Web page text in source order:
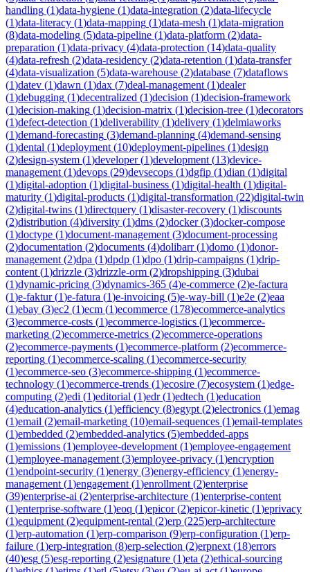
handling (1)data-hygiene (1)data-integration (2)data-lifecycle
(1)data-literacy (1)data-mapping (1)data-mesh (1)data-migration
(8)data-modeling (5)data-pipeline (1)data-platform (2)data-
preparation (1)data-privacy (4)data-protection (14)data-quality
(4)data-refresh (2)data-residency (2)data-retention (1)data-transfer
(4)data-visualization (5)data-warehouse (2)database (7)dataflows
(1)datev (1)dawn (1)dax (7)deal-management (1)dealer
(1)debugging (1)decentralized (1)decision (1)decision-framework
(1)decision-making (1)decision-matrix (1)decision-tree (1)decorators
(1)defect-detection (1)deliverability (1)delivery (1)delmiaworks
(1)demand-forecasting (3)demand-planning (4)demand-sensing
(1)dental (1)deployment (10)deployment-pipelines (1)design
(2)design-system (1)developer(1)development (13)device-
management (1)devops (29)devsecops (1)dgfip (1)dian (1)digital
(1)digital-adoption (1)digital-business (1)digital-health (1)digital-
maturity (1)digital-products (1)digital-transformation (22)digital-twin
(2)digital-twins (1)directquery (1)disaster-recovery (1)discounts
(2)distribution (4)diversity (1)dms (2)docker(3)docker-compose
(1)doctype (1)document-management (3)document-processing
(2)documentation (2)documents (4)dolibarr(1)domo (1)donor-
management (2)dpa (1)dpdp (1)dpo (1)drip-campaigns (1)drip-
content (1)drizzle (3)drizzle-orm (2)dropshipping (3)dubai
(1)dynamic-pricing (3)dynamics-365 (4)e-commerce (2)e-factura
(1)e-faktur(1)e-fatura (1)e-invoicing (5)e-way-bill (1)e2e (2)eaa
(1)ebay (3)ec2 (1)ecm (1)ecommerce (178)ecommerce-analytics
(3)ecommerce-costs (1)ecommerce-logistics (1)ecommerce-
marketing (2)ecommerce-metrics (2)ecommerce-operations
(2)ecommerce-payments (1)ecommerce-platform (2)ecommerce-
reporting (1)ecommerce-scaling (1)ecommerce-security
(1)ecommerce-seo (3)ecommerce-shipping (1)ecommerce-
technology (1)ecommerce-trends (1)ecosire (7)ecosystem (1)edge-
computing (2)edi (1)editorial (1)edr(1)edtech (1)education
(4)education-analytics (1)efficiency (8)egypt (2)electronics (1)emag
(1)email (2)email-marketing (10)email-sequences (1)email-templates
(1)embedded (2)embedded-analytics (5)embedded-apps
(1)emissions (1)employee-development (1)employee-engagement
(1)employee-management (3)employee-privacy (1)encryption
(1)endpoint-security (1)energy (3)energy-efficiency (1)energy-
management (1)engagement (1)enrollment (2)enterprise
(39)enterprise-ai (2)enterprise-architecture (1)enterprise-content
(1)enterprise-software (1)eoq (1)epicor(2)epicor-kinetic (1)eprivacy
(1)equipment (2)equipment-rental (2)erp (225)erp-architecture
(1)erp-automation (1)erp-comparison (9)erp-configuration (1)erp-
failure (1)erp-integration (8)erp-selection (2)erpnext (18)errors
(40)esg (5)esg-reporting (2)esignature (1)eta (2)ethical-sourcing